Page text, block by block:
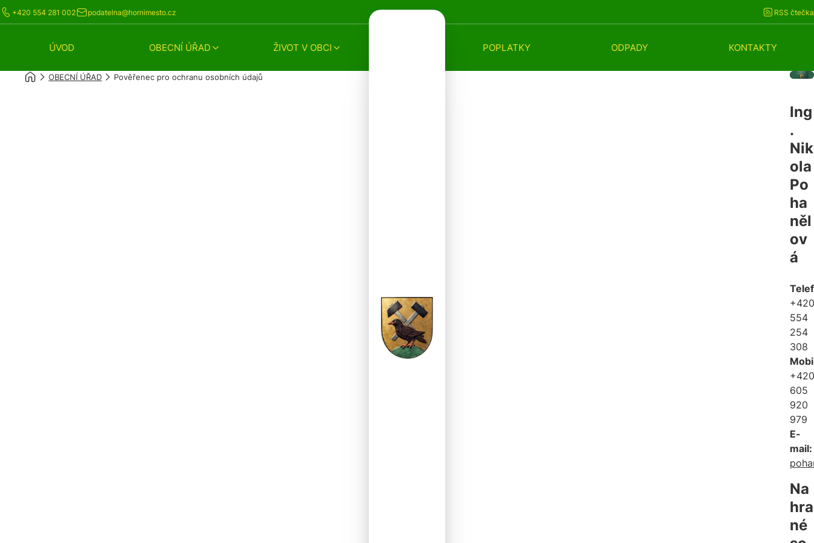
+420 554 281 002 podatelna@hornimesto.cz RSS čtečka
ÚVOD OBECNÍ ÚŘAD ŽIVOT V OBCI POPLATKY ODPADY KONTAKTY
OBECNÍ ÚŘAD Pověřenec pro ochranu osobních údajů
Ing
.
Nik
ola
Po
ha
něl
ov
á
+420
554
254
308
+420
605
920
979
E-
mail:
Na
hra
né